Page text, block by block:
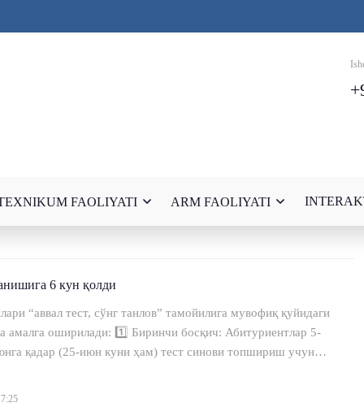
FAOLIYATI ARM FAOLIYATI
6 кун қолди
“аввал тест, сўнг танлов” тамойилига мувофиқ қуйидаги
амалга оширилади: 1️⃣ Биринчи босқич: Абитуриентлар 5-
қадар (25-июн куни ҳам) тест синови топшириш учун